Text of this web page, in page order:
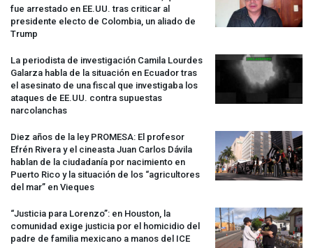
fue arrestado en EE.UU. tras criticar al
presidente electo de Colombia, un aliado de
Trump
La periodista de investigación Camila Lourdes
Galarza habla de la situación en Ecuador tras
el asesinato de una fiscal que investigaba los
ataques de EE.UU. contra supuestas
narcolanchas
Diez años de la ley PROMESA: El profesor
Efrén Rivera y el cineasta Juan Carlos Dávila
hablan de la ciudadanía por nacimiento en
Puerto Rico y la situación de los “agricultores
del mar” en Vieques
“Justicia para Lorenzo”: en Houston, la
comunidad exige justicia por el homicidio del
padre de familia mexicano a manos del ICE